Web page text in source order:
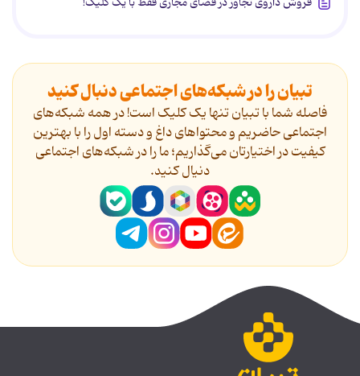
تبیان را در شبکه‌های اجتماعی دنبال کنید
فاصله شما با تبیان تنها یک کلیک است! در همه شبکه‌های
اجتماعی حاضریم و محتواهای داغ و دسته اول را با بهترین
کیفیت در اختیارتان می‌گذاریم؛ ما را در شبکه‌های اجتماعی
دنیال کنید.